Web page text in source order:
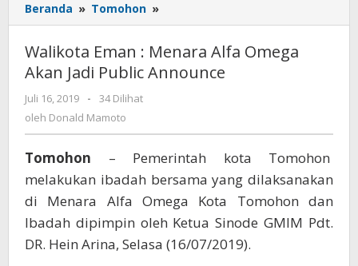
Beranda » Tomohon »
Eman
Menara
Alfa
Announce
Walikota Eman : Menara Alfa Omega
Akan Jadi Public Announce
Juli 16, 2019
oleh
Donald
-
34 Dilihat
oleh Donald Mamoto
Tomohon – Pemerintah kota Tomohon
melakukan ibadah bersama yang dilaksanakan
di Menara Alfa Omega Kota Tomohon dan
Ibadah dipimpin oleh Ketua Sinode GMIM Pdt.
DR. Hein Arina, Selasa (16/07/2019).